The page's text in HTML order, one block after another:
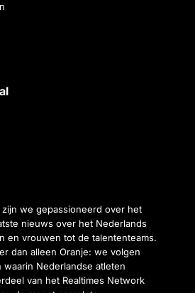
we gepassioneerd over het
nieuws over het Nederlands
en vrouwen tot de talententeams.
dan alleen Oranje: we volgen
Nederlandse atleten
van het Realtimes Network